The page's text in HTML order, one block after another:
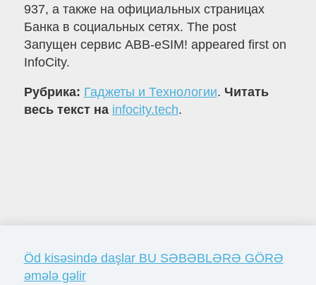
937, а также на официальных страницах
Банка в социальных сетях. The post
Запущен сервис ABB-eSIM! appeared first on
InfoCity.
Рубрика: Гаджеты и Технологии. Читать
весь текст на infocity.tech.
Öd kisəsində daşlar BU SƏBƏBLƏRƏ GÖRƏ
əmələ gəlir